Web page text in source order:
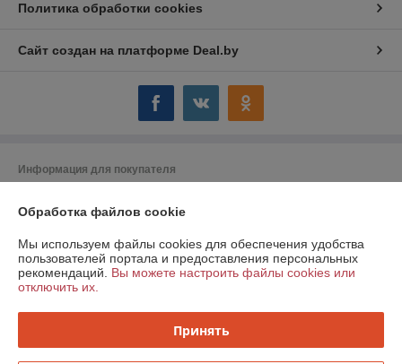
Политика обработки cookies
Сайт создан на платформе Deal.by
Информация для покупателя
г. Могилёв ул. Челюскинцев 72 А
Регистрационный номер ЕГР: 790753053
УНП: 790753053
Дата регистрации компании: 05.09.2011
Обработка файлов cookie
Мы используем файлы cookies для обеспечения удобства
пользователей портала и предоставления персональных
рекомендаций. Вы можете настроить файлы cookies или
отключить их.
Принять